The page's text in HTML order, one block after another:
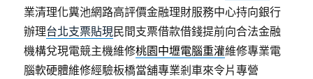
業清理化糞池網路高評價金融理財服務中心持向銀行
辦理台北支票貼現民間支票借款借錢提前向合法金融
機構兌現電競主機維修桃園中壢電腦重灌維修專業電
腦軟硬體維修經驗板橋當舖專業剎車來令片專營